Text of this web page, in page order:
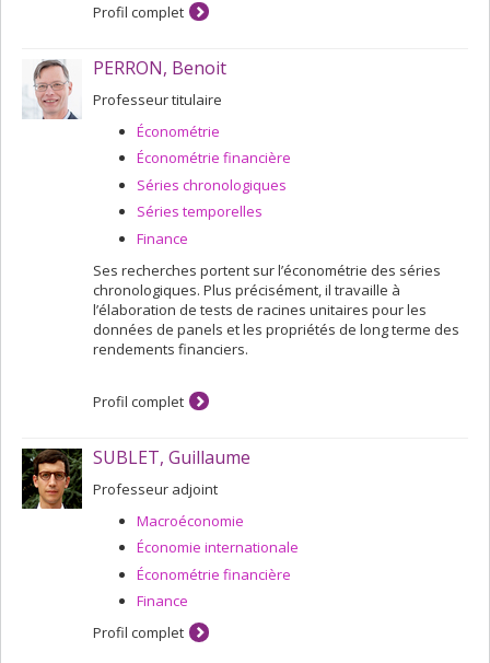
Profil complet
PERRON, Benoit
Professeur titulaire
Économétrie
Économétrie financière
Séries chronologiques
Séries temporelles
Finance
Ses recherches portent sur l’économétrie des séries
chronologiques. Plus précisément, il travaille à
l’élaboration de tests de racines unitaires pour les
données de panels et les propriétés de long terme des
rendements financiers.
Profil complet
SUBLET, Guillaume
Professeur adjoint
Macroéconomie
Économie internationale
Économétrie financière
Finance
Profil complet